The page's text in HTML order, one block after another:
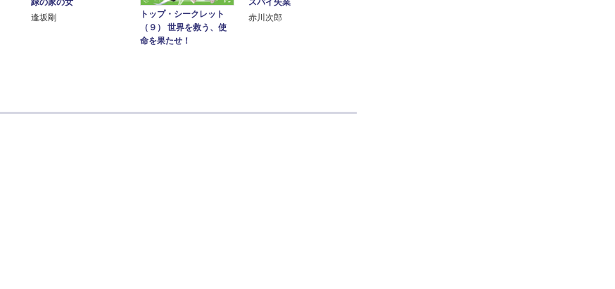
緑の家の女
逢坂剛
トップ・シークレット
（９） 世界を救う、使
命を果たせ！
スパイ失業
赤川次郎